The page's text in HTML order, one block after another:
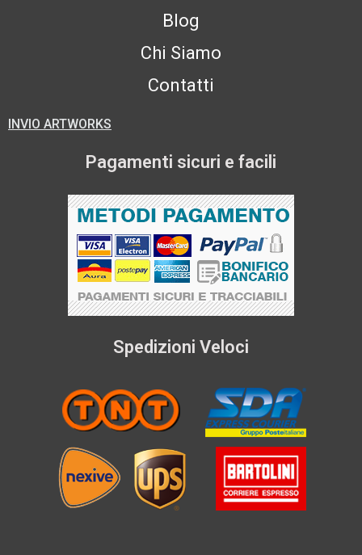
Blog
Chi Siamo
Contatti
INVIO ARTWORKS
Pagamenti sicuri e facili
Spedizioni Veloci